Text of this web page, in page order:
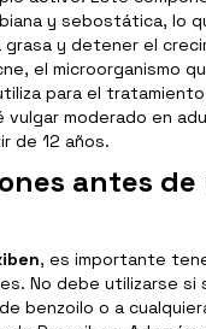
y sebostática, lo
grasa y detener el
el microorganismo
para el
vulgar moderado en
de 12 años.
antes de
, es importante
No debe utilizarse si
benzoilo o a